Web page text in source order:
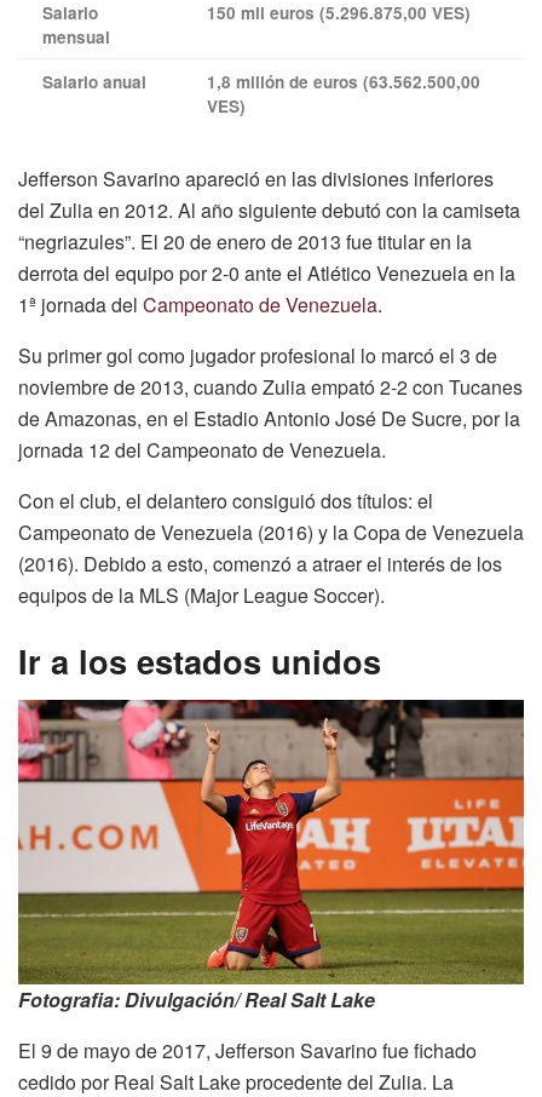
Salario
mensual
150 mil euros (5.296.875,00 VES)
Salario anual
1,8 millón de euros (63.562.500,00
VES)
Jefferson Savarino apareció en las divisiones inferiores
del Zulia en 2012. Al año siguiente debutó con la camiseta
“negriazules”. El 20 de enero de 2013 fue titular en la
derrota del equipo por 2-0 ante el Atlético Venezuela en la
1ª jornada del Campeonato de Venezuela.
Su primer gol como jugador profesional lo marcó el 3 de
noviembre de 2013, cuando Zulia empató 2-2 con Tucanes
de Amazonas, en el Estadio Antonio José De Sucre, por la
jornada 12 del Campeonato de Venezuela.
Con el club, el delantero consiguió dos títulos: el
Campeonato de Venezuela (2016) y la Copa de Venezuela
(2016). Debido a esto, comenzó a atraer el interés de los
equipos de la MLS (Major League Soccer).
Ir a los estados unidos
Fotografia: Divulgación/ Real Salt Lake
El 9 de mayo de 2017, Jefferson Savarino fue fichado
cedido por Real Salt Lake procedente del Zulia. La